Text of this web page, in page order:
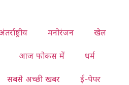
मनोरंजन खेल
आज फोकस में धर्म
सबसे अच्छी खबर ई-पेपर